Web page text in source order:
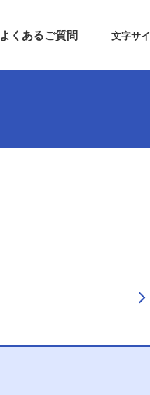
よくあるご質問 文字サ